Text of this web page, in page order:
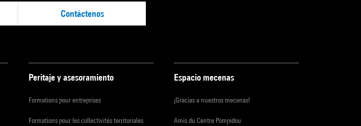
Contáctenos
Peritaje y asesoramiento
Formations pour entreprises
Formations pour les collectivités territoriales
Espacio mecenas
¡Gracias a nuestros mecenas!
Amis du Centre Pompidou